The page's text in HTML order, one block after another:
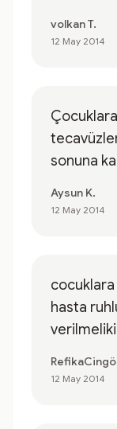
volkan T.
12 May 2014
sonuna
Aysun K.
12 May 2014
hasta
12 May 2014